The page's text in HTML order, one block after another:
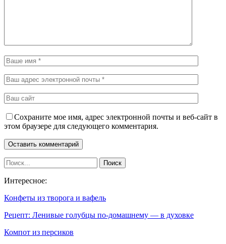
Сохраните мое имя, адрес электронной почты и веб-сайт в
этом браузере для следующего комментария.
Интересное:
Конфеты из творога и вафель
Рецепт: Ленивые голубцы по-домашнему — в духовке
Компот из персиков